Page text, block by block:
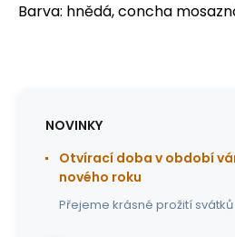
Barva: hnědá, concha
NOVINKY
Otvírací doba v období
nového roku
Přejeme krásné prožití